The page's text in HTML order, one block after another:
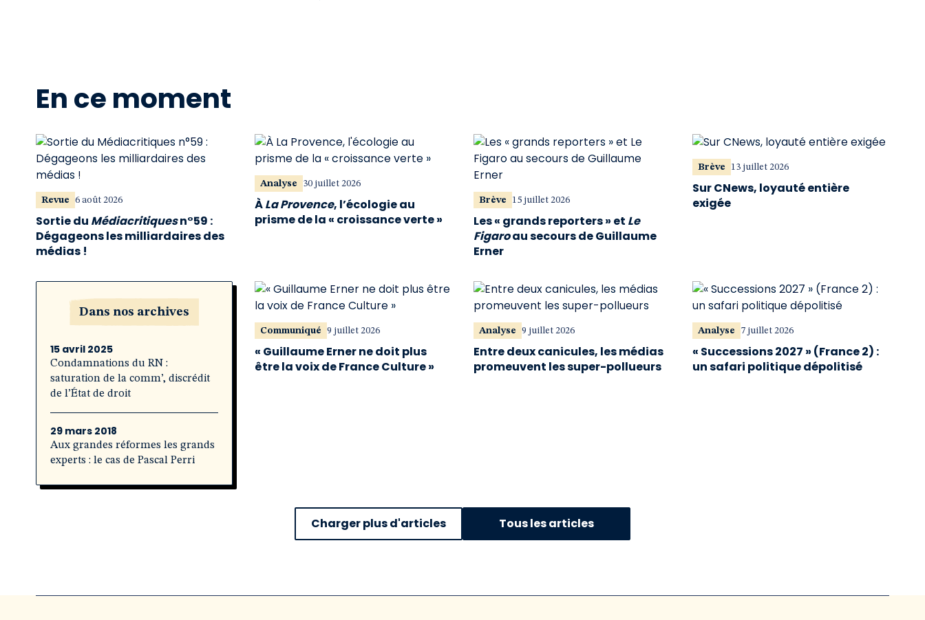
En ce moment
Revue 6 août 2026
Sortie du Médiacritiquesn°59 :
Dégageons les milliardaires des
médias !
Analyse 30 juillet 2026
ÀLa Provence, l’écologie au
prisme de la « croissance verte »
Brève 15 juillet 2026
Les « grands reporters » et Le
Figaroau secours de Guillaume
Erner
Brève 13 juillet 2026
Sur CNews, loyauté entière
exigée
Dans nos archives
15 avril 2025
Condamnations du RN :
saturation de la comm’, discrédit
de l’État de droit
29 mars 2018
Aux grandes réformes les grands
experts : le cas de Pascal Perri
Communiqué 9 juillet 2026
« Guillaume Erner ne doit plus
être la voix de France Culture »
Analyse 9 juillet 2026
Entre deux canicules, les médias
promeuvent les super-pollueurs
Analyse 7 juillet 2026
« Successions 2027 » (France 2) :
un safari politique dépolitisé
Charger plus d'articles Tous les articles